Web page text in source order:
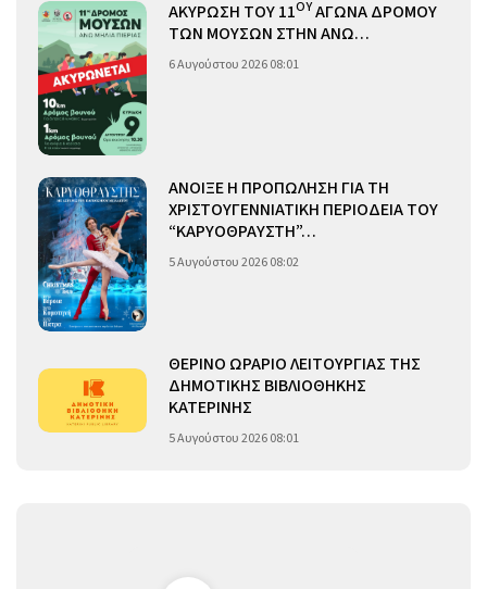
ΑΚΥΡΩΣΗ ΤΟΥ 11ΟΥΑΓΩΝΑ ΔΡΟΜΟΥ
ΤΩΝ ΜΟΥΣΩΝ ΣΤΗΝ ΑΝΩ…
6 Αυγούστου 2026 08:01
ΑΝΟΙΞΕ Η ΠΡΟΠΩΛΗΣΗ ΓΙΑ ΤΗ
ΧΡΙΣΤΟΥΓΕΝΝΙΑΤΙΚΗ ΠΕΡΙΟΔΕΙΑ ΤΟΥ
“ΚΑΡΥΟΘΡΑΥΣΤΗ”…
5 Αυγούστου 2026 08:02
ΘΕΡΙΝΟ ΩΡΑΡΙΟ ΛΕΙΤΟΥΡΓΙΑΣ ΤΗΣ
ΔΗΜΟΤΙΚΗΣ ΒΙΒΛΙΟΘΗΚΗΣ
ΚΑΤΕΡΙΝΗΣ
5 Αυγούστου 2026 08:01